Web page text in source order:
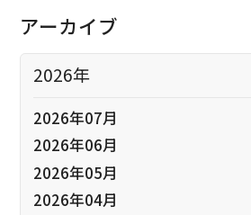
アーカイブ
2026年
2026年07月
2026年06月
2026年05月
2026年04月